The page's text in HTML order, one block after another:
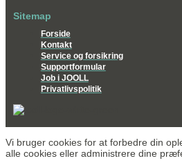
Sitemap
Forside
Kontakt
Service og forsikring
Supportformular
Job i JOOLL
Privatlivspolitik
Vi bruger cookies for at forbedre din
alle cookies eller administrere dine